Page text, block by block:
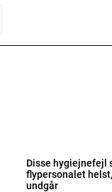
Disse hygiejnefejl
flypersonalet
undgår